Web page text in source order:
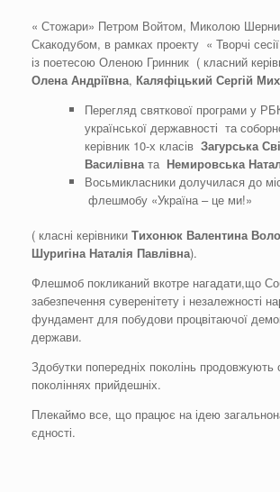
« Стожари» Петром Войтом, Миколою
Скакодубом, в рамках проекту « Творчі
із поетесою Оленою Гринник ( класний
Олена Андріївна, Каляфіцький Сергій
Перегляд святкової програми у
української державності та
керівник 10-х класів Загурська
ВасилівнатаНемировська
Восьмикласники долучилася до
флешмобу «Україна – це ми!»
( класні керівники Тихонюк Валентина
Шуригіна Наталія Павлівна).
Флешмоб покликаний вкотре нагадати,що
забезпечення суверенітету і незалежності
фундамент для побудови процвітаючої
держави.
Здобутки попередніх поколінь продовжують
поколіннях прийдешніх.
Плекаймо все, що працює на ідею
єдності.